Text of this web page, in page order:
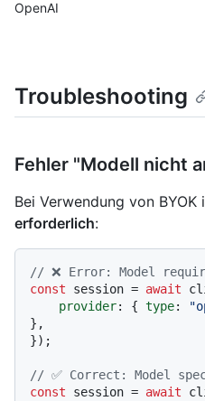
OpenAI
Troubleshooting
Fehler "Modell nicht
Bei Verwendung von BYOK
erforderlich:
// ❌ Error: Model
const session = await
provider: { type:
},
});
// ✅ Correct: Model
const session = await